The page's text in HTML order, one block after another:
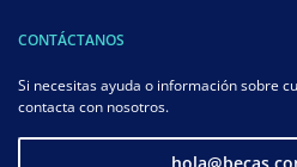
CONTÁCTANOS
Si necesitas ayuda o información sobre
contacta con nosotros.